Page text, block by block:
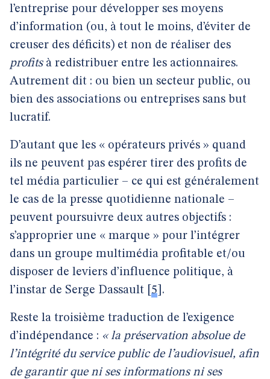
l’entreprise pour développer ses moyens
d’information (ou, à tout le moins, d’éviter de
creuser des déficits) et non de réaliser des
profits à redistribuer entre les actionnaires.
Autrement dit : ou bien un secteur public, ou
bien des associations ou entreprises sans but
lucratif.
D’autant que les « opérateurs privés » quand
ils ne peuvent pas espérer tirer des profits de
tel média particulier – ce qui est généralement
le cas de la presse quotidienne nationale –
peuvent poursuivre deux autres objectifs :
s’approprier une « marque » pour l’intégrer
dans un groupe multimédia profitable et/ou
disposer de leviers d’influence politique, à
l’instar de Serge Dassault 5 .
Reste la troisième traduction de l’exigence
d’indépendance : « la préservation absolue de
l’intégrité du service public de l’audiovisuel, afin
de garantir que ni ses informations ni ses